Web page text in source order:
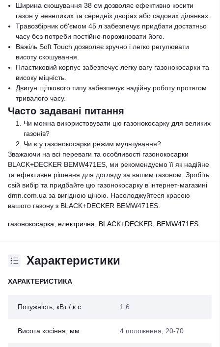
Ширина скошування 38 см дозволяє ефективно косити
газон у невеликих та середніх дворах або садових ділянках.
Травозбірник об'ємом 45 л забезпечує придбати достатньо
часу без потреби постійно порожнювати його.
Важіль Soft Touch дозволяє зручно і легко регулювати
висоту скошування.
Пластиковий корпус забезпечує легку вагу газонокосарки та
високу міцність.
Двигун щіткового типу забезпечує надійну роботу протягом
тривалого часу.
Часто задавані питання
Чи можна використовувати цю газонокосарку для великих
газонів?
Чи є у газонокосарки режим мульчування?
Зважаючи на всі переваги та особливості газонокосарки
BLACK+DECKER BEMW471ES, ми рекомендуємо її як надійне
та ефективне рішення для догляду за вашим газоном. Зробіть
свій вибір та придбайте цю газонокосарку в інтернет-магазині
dmn.com.ua за вигідною ціною. Насолоджуйтеся красою
вашого газону з BLACK+DECKER BEMW471ES.
газонокосарка, електрична, BLACK+DECKER, BEMW471ES
Характеристики
ХАРАКТЕРИСТИКА
Потужність, кВт / к.с. 1.6
Висота косіння, мм 4 положення, 20-70